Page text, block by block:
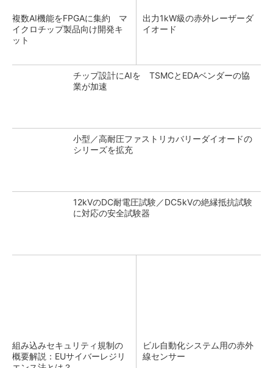
複数AI機能をFPGAに集約 マ
イクロチップ製品向け開発キ
ット
出力1kW級の赤外レーザーダ
イオード
チップ設計にAIを TSMCとEDAベンダーの協
業が加速
小型／高耐圧ファストリカバリーダイオードの
シリーズを拡充
12kVのDC耐電圧試験／DC5kVの絶縁抵抗試験
に対応の安全試験器
組み込みセキュリティ規制の
概要解説：EUサイバーレジリ
ビル自動化システム用の赤外
線センサー